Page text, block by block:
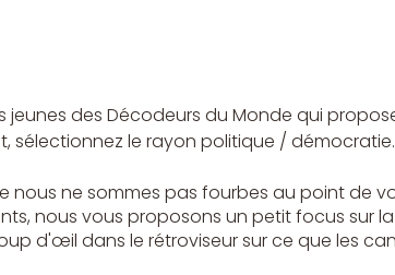
jeunes des Décodeurs du Monde qui
sélectionnez le rayon politique / démocratie.
nous ne sommes pas fourbes au point de
nous vous proposons un petit focus sur
d'œil dans le rétroviseur sur ce que les